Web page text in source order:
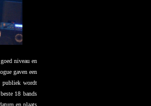
niveau en
gaven een
publiek wordt
18 bands
en plaats